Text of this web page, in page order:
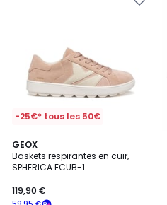
-25€* tous les 50€
GEOX
Baskets respirantes en cuir,
SPHERICA ECUB-1
119,90 €